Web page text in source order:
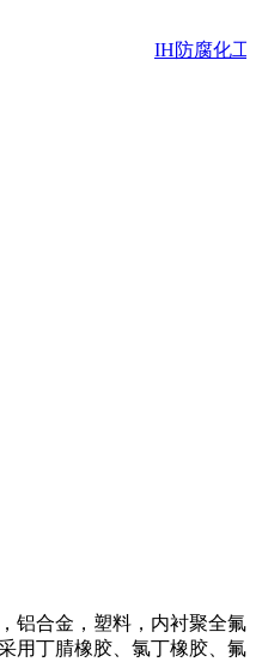
IH防腐化工
铝合金，塑料，内衬聚全氟
用丁腈橡胶、氯丁橡胶、氟